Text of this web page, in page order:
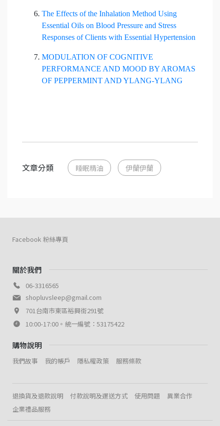
The Effects of the Inhalation Method Using
Essential Oils on Blood Pressure and Stress
Responses of Clients with Essential Hypertension
MODULATION OF COGNITIVE
PERFORMANCE AND MOOD BY AROMAS
OF PEPPERMINT AND YLANG-YLANG
文章分類 睡眠精油 伊蘭伊蘭
關於我們
06-3316565
shopluvsleep@gmail.com
701台南市東區裕興街291號
10:00-17:00。統一編號：53175422
購物說明
我們故事 我的帳戶 隱私權政策 服務條款
退換貨及退款說明 付款說明及運送方式 使用問題
異業合作
企業禮品服務
Facebook 粉絲專頁